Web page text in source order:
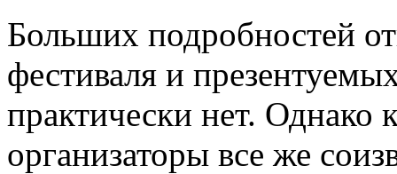
Больших подробностей
фестиваля и
практически нет. Однако
организаторы все же